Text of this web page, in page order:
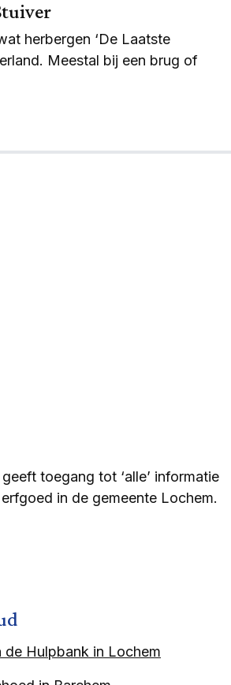
herbergen ‘De Laatste
Meestal bij een brug of
toegang tot ‘alle’ informatie
in de gemeente Lochem.
de Hulpbank in Lochem